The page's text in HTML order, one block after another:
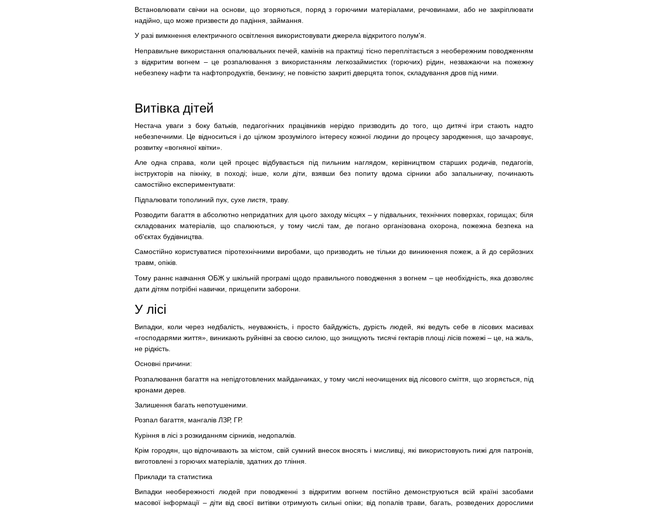
Встановлювати свічки на основи, що згоряються, поряд з горючими матеріалами, речовинами, або не закріплювати
надійно, що може призвести до падіння, займання.
У разі вимкнення електричного освітлення використовувати джерела відкритого полум'я.
Неправильне використання опалювальних печей, камінів на практиці тісно переплітається з необережним поводженням
з відкритим вогнем – це розпалювання з використанням легкозаймистих (горючих) рідин, незважаючи на пожежну
небезпеку нафти та нафтопродуктів, бензину; не повністю закриті дверцята топок, складування дров під ними.
Витівка дітей
Нестача уваги з боку батьків, педагогічних працівників нерідко призводить до того, що дитячі ігри стають надто
небезпечними. Це відноситься і до цілком зрозумілого інтересу кожної людини до процесу зародження, що зачаровує,
розвитку «вогняної квітки».
Але одна справа, коли цей процес відбувається під пильним наглядом, керівництвом старших родичів, педагогів,
інструкторів на пікніку, в поході; інше, коли діти, взявши без попиту вдома сірники або запальничку, починають
самостійно експериментувати:
Підпалювати тополиний пух, сухе листя, траву.
Розводити багаття в абсолютно непридатних для цього заходу місцях – у підвальних, технічних поверхах, горищах; біля
складованих матеріалів, що спалюються, у тому числі там, де погано організована охорона, пожежна безпека на
об'єктах будівництва.
Самостійно користуватися піротехнічними виробами, що призводить не тільки до виникнення пожеж, а й до серйозних
травм, опіків.
Тому раннє навчання ОБЖ у шкільній програмі щодо правильного поводження з вогнем – це необхідність, яка дозволяє
дати дітям потрібні навички, прищепити заборони.
У лісі
Випадки, коли через недбалість, неуважність, і просто байдужість, дурість людей, які ведуть себе в лісових масивах
«господарями життя», виникають руйнівні за своєю силою, що знищують тисячі гектарів площі лісів пожежі – це, на жаль,
не рідкість.
Основні причини:
Розпалювання багаття на непідготовлених майданчиках, у тому числі неочищених від лісового сміття, що згоряється, під
кронами дерев.
Залишення багать непотушеними.
Розпал багаття, мангалів ЛЗР, ГР.
Куріння в лісі з розкиданням сірників, недопалків.
Крім городян, що відпочивають за містом, свій сумний внесок вносять і мисливці, які використовують пижі для патронів,
виготовлені з горючих матеріалів, здатних до тління.
Приклади та статистика
Випадки необережності людей при поводженні з відкритим вогнем постійно демонструються всій країні засобами
масової інформації – діти від своєї витівки отримують сильні опіки; від попалів трави, багать, розведених дорослими